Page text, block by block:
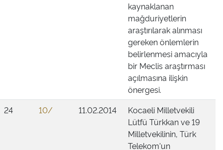
kaynaklanan
mağduriyetlerin
araştırılarak alınması
gereken önlemlerin
belirlenmesi amacıyla
bir Meclis araştırması
açılmasına ilişkin
önergesi.
24
10/ 11.02.2014
Kocaeli Milletvekili
Lütfü Türkkan ve 19
Milletvekilinin, Türk
Telekom'un